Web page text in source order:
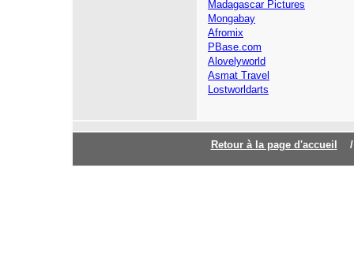
Madagascar Pictures
Mongabay
Afromix
PBase.com
Alovelyworld
Asmat Travel
Lostworldarts
Retour à la page d'accuei